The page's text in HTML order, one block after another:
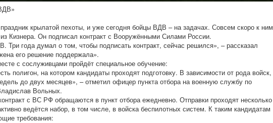
крылатой пехоты, и уже сегодня бойцы ВДВ – на задачах. Совсем скоро к ним
Кизнера. Он подписал контракт с Вооружёнными Силами России.
Три года думал о том, чтобы подписать контракт, сейчас решился», – рассказал
его решение поддержала».
с сослуживцами пройдёт специальное обучение:
полигон, на котором кандидаты проходят подготовку. В зависимости от рода войск,
до двух месяцев», – отметил офицер пункта отбора на военную службу по
Вольных.
с ВС РФ обращаются в пункт отбора ежедневно. Отправки проходят несколько
ведётся набор, в том числе, в войска беспилотных систем. К таким кандидатам
требования: